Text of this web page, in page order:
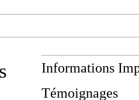
Informations
Témoignages